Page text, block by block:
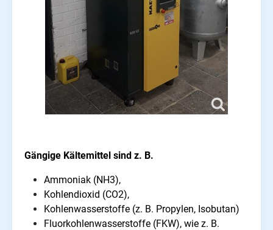
Gängige Kältemittel sind z. B.
Ammoniak (NH3),
Kohlendioxid (CO2),
Kohlenwasserstoffe (z. B. Propylen, Isobutan)
Fluorkohlenwasserstoffe (FKW), wie z. B.